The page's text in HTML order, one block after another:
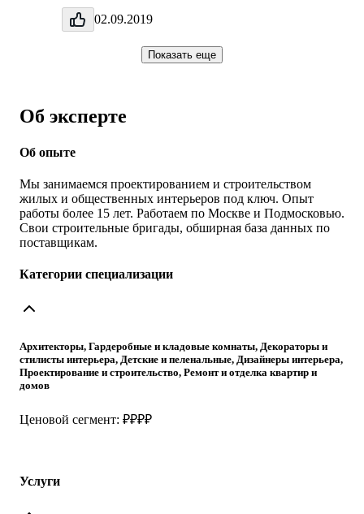
02.09.2019
Показать еще
Об эксперте
Об опыте
Мы занимаемся проектированием и строительством
жилых и общественных интерьеров под ключ. Опыт
работы более 15 лет. Работаем по Москве и Подмосковью.
Свои строительные бригады, обширная база данных по
поставщикам.
Категории специализации
Архитекторы, Гардеробные и кладовые комнаты, Декораторы и
стилисты интерьера, Детские и пеленальные, Дизайнеры интерьера,
Проектирование и строительство, Ремонт и отделка квартир и
домов
Ценовой сегмент: ₽₽₽₽
Услуги